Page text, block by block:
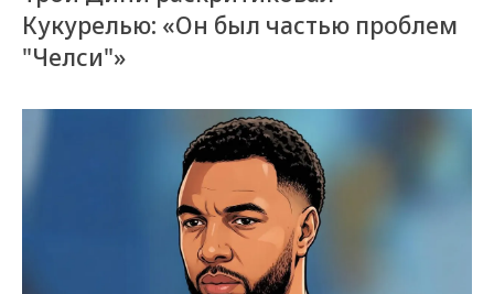
Кукурелью: «Он был частью проблем
"Челси"»